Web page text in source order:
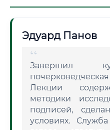
Эдуард Панов
Завершил
Лекции
методики
подписей,
условиях.